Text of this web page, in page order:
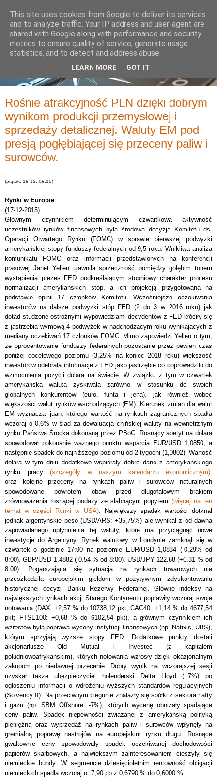
Rośnie atrakcyjność PLN dzięki dobrym
wynikom produkcji przemysłowej i
sprzedaży detalicznej. Waluty EM pod
presją pogłębiającej się przeceny paliw i
surowców.
(piątek, 18-12, 08:15)
Rynki w Europie
(17-12-2015)
Głównym czynnikiem determinującym czwartkową aktywność
uczestników rynków finansowych była środowa decyzja Komitetu ds.
Operacji Otwartego Rynku (FOMC) w sprawie pierwszej podwyżki
amerykańskiej stopy funduszy federalnych od 9,5 roku. Wnikliwa analiza
komunikatu FOMC oraz informacji przedstawionych na konferencji
prasowej Janet Yellen ujawniła sprzeczność pomiędzy gołębim tonem
wystąpienia prezes FED podkreślającym stopniowy charakter procesu
normalizacji amerykańskich stóp, a ich projekcją przygotowaną na
podstawie opinii 17 członków Komitetu. Wcześniejsze oczekiwania
inwestorów na dalsze podwyżki stóp FED (2 do 3 w 2016 roku) jak
dotąd studzone ostrożnymi wypowiedziami decydentów z FED kłóciły się
z jastrzębią wymową 4 podwyżek w nadchodzącym roku wynikających z
mediany oczekiwań 17 członków FOMC. Mimo zapowiedzi Yellen o tym,
że oprocentowanie funduszy federalnych pozostanie przez pewien czas
poniżej docelowego poziomu (3,25% na koniec 2018 roku) większość
inwestorów odebrała informacje z FED jako jastrzębie co doprowadziło do
wzmocnienia pozycji dolara na świecie. W związku z tym w czwartek
amerykańska waluta zyskiwała zarówno w stosunku do swoich
globalnych konkurentów (euro, funta i jena), jak również wobec
większości walut rynków wschodzących (EM). Kierunek zmian dla walut
EM wyznaczał juan, którego wartość na rynkach zagranicznych spadła
wczoraj o 0,6% w ślad za dewaluacją chińskiej waluty na wewnętrznym
rynku Państwa Środka dokonaną przez PBoC. Rosnący apetyt na dolara
spowodował pokonanie ważnego punktu wsparcia EUR/USD 1,0850, a
następnie spadek do najniższego poziomu od 2 tygodni (1,0802). Wartość
dolara w tym dniu dodatkowo wspierały dobre dane z amerykańskiego
rynku pracy (szczegóły w naszym kalendarzu ekonomicznym)
oraz kolejne przeceny na rynkach paliw i surowców naturalnych
spowodowane powrotem obaw przed długofalowym brakiem
zrównoważenia rosnącej podaży ze słabnącym popytem (więcej na ten
temat w części Rynki w USA). Największy spadek wartości dotknął
jednak argentyńskie peso (USD/ARS: +35,75%) ale wynikał z od dawna
zapowiadanego upłynnienia tej waluty, które ma przyciągnąć nowe
inwestycje do Argentyny. Rynek walutowy w Londynie zamknął się w
czwartek o godzinie 17:00 na poziomie EUR/USD 1,0834 (-0,29% od
8:00), GBP/USD 1,4882 (-0,54 % od 8:00), USD/JPY 122,68 (+0,31 % od
8:00). Pogarszająca się sytuacja na rynkach towarowych nie
przeszkodziła europejskim giełdom w pozytywnym zdyskontowaniu
historycznej decyzji Banku Rezerwy Federalnej. Główne indeksy na
największych rynkach akcji Starego Kontynentu poprawiły wczoraj swoje
notowania (DAX: +2,57 % do 10738,12 pkt; CAC40: +1,14 % do 4677,54
pkt; FTSE100: +0,68 % do 6102,54 pkt), a głównym czynnikiem ich
wzrostów była poprawa wyceny instytucji finansowych (np. Natixis, UBS),
którym sprzyjają wyższe stopy FED. Dodatkowe punkty dostali
akcjonariusze Old Mutual i Investec (z kapitałem
południowoafrykańskim), których notowania wzrosły dzięki okazjonalnym
zakupom po niedawnej przecenie. Dobry wynik na wczorajszej sesji
uzyskał także ubezpieczyciel holenderski Delta Lloyd (+7%) po
ogłoszeniu informacji o wdrożeniu wyższych standardów regulacyjnych
(Solvency II). Na przeciwnym biegunie znalazły się spółki z sektora nafty
i gazu (np. SBM Offshore: -7%), których wycenę obniżały spadające
ceny paliw. Spadek niepewności związanej z amerykańską polityką
pieniężną oraz wyprzedaż na rynkach paliw i surowców wpłynęły na
gremialną poprawę nastrojów na europejskim rynku długu. Rosnące
gwałtownie ceny spowodowały spadek oczekiwanej dochodowości
papierów skarbowych, a największym zainteresowaniem cieszyły się
niemieckie bundy. W segmencie dziesięcioletnim rentowność obligacji
niemieckich spadła wczoraj o 7,90 pb z 0,6790 % do 0,6000 %.
This site uses cookies from Google to deliver its services
and to analyze traffic. Your IP address and user-agent are
shared with Google along with performance and security
metrics to ensure quality of service, generate usage
statistics, and to detect and address abuse.
LEARN MORE GOT IT